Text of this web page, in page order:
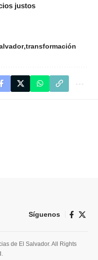
justos
transformación
Síguenos
de El Salvador. All Rights